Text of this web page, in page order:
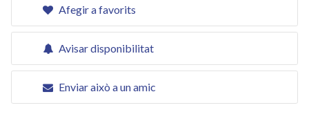
Afegir a favorits
Avisar disponibilitat
Enviar això a un amic